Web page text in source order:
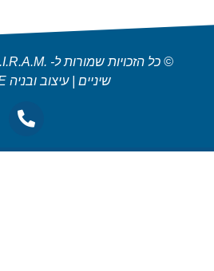
שיניים | עיצוב ובניה ADACTIVE